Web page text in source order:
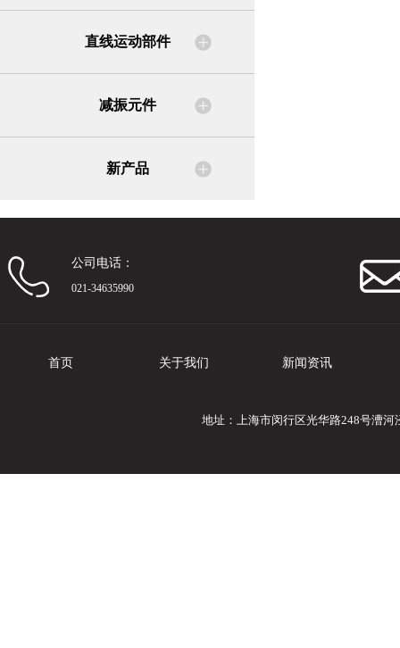
直线运动部件
减振元件
新产品
公司电话：
021-34635990
首页 关于我们 新闻资讯
地址：上海市闵行区光华路248号漕